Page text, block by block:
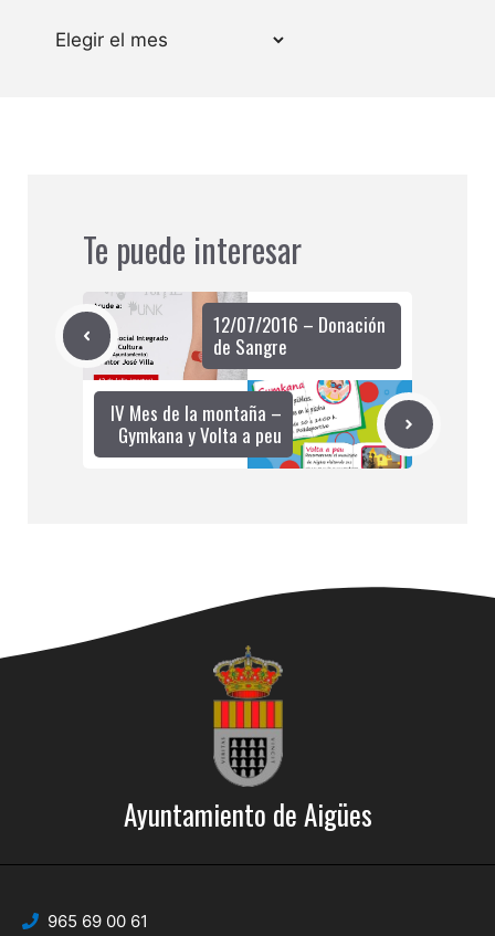
Archivos
Te puede interesar
12/07/2016 – Donación
de Sangre
IV Mes de la montaña –
Gymkana y Volta a peu
Ayuntamiento de Aigües
965 69 00 61